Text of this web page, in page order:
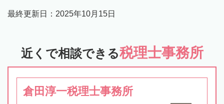
最終更新日： 2025年10月15日
近くで相談できる税理士事務所
倉田淳一税理士事務所